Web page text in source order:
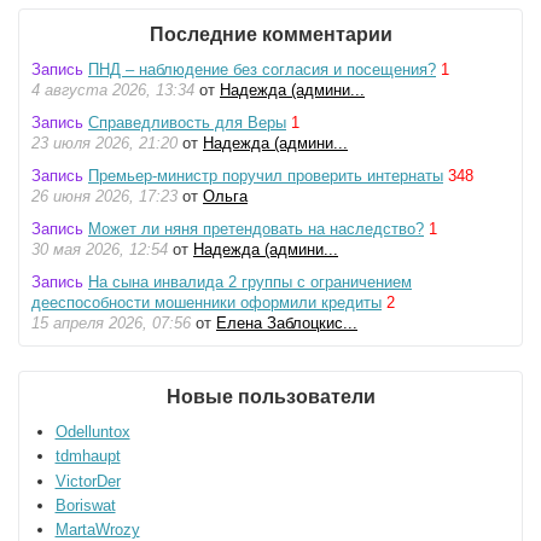
Последние комментарии
Запись ПНД – наблюдение без согласия и посещения? 1
4 августа 2026, 13:34 от Надежда (админи...
Запись Справедливость для Веры 1
23 июля 2026, 21:20 от Надежда (админи...
Запись Премьер-министр поручил проверить интернаты 348
26 июня 2026, 17:23 от Ольга
Запись Может ли няня претендовать на наследство? 1
30 мая 2026, 12:54 от Надежда (админи...
Запись На сына инвалида 2 группы с ограничением
дееспособности мошенники оформили кредиты 2
15 апреля 2026, 07:56 от Елена Заблоцкис...
Новые пользователи
Odelluntox
tdmhaupt
VictorDer
Boriswat
MartaWrozy